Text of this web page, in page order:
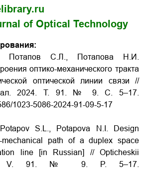
of Optical Technology
Потапов С.Л., Потапова Н.И.
оптико-механического тракта
оптической линии связи //
2024. Т. 91. № 9. С. 5–17.
1023-5086-2024-91-09-5-17
S.L., Potapova N.I. Design
mechanical path of a duplex space
line [in Russian] // Opticheskii
V. 91. № 9. P. 5–17.